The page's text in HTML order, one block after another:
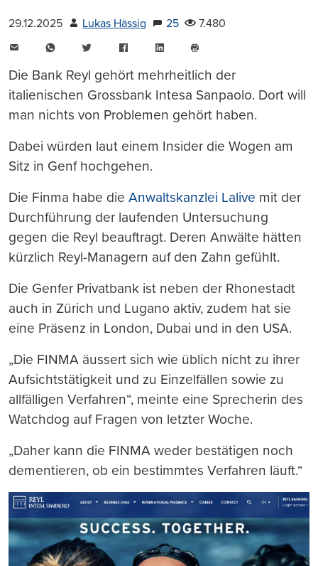
29.12.2025 Lukas Hässig 25
7.480
WhatsAppTwitter FacebookLinkedIn
drucken
Die Bank Reyl gehört mehrheitlich der
italienischen Grossbank Intesa Sanpaolo. Dort will
man nichts von Problemen gehört haben.
Dabei würden laut einem Insider die Wogen am
Sitz in Genf hochgehen.
Die Finma habe die Anwaltskanzlei Lalive mit der
Durchführung der laufenden Untersuchung
gegen die Reyl beauftragt. Deren Anwälte hätten
kürzlich Reyl-Managern auf den Zahn gefühlt.
Die Genfer Privatbank ist neben der Rhonestadt
auch in Zürich und Lugano aktiv, zudem hat sie
eine Präsenz in London, Dubai und in den USA.
„Die FINMA äussert sich wie üblich nicht zu ihrer
Aufsichtstätigkeit und zu Einzelfällen sowie zu
allfälligen Verfahren“, meinte eine Sprecherin des
Watchdog auf Fragen von letzter Woche.
„Daher kann die FINMA weder bestätigen noch
dementieren, ob ein bestimmtes Verfahren läuft.“